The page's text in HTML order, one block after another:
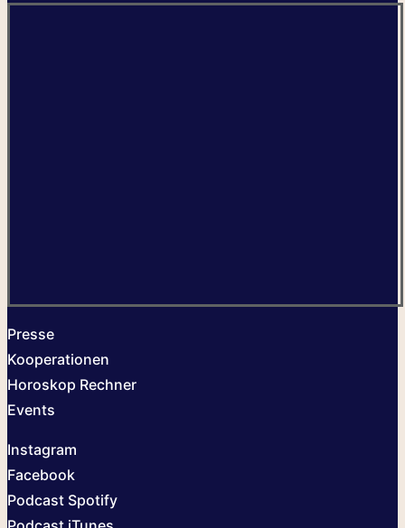
Presse
Kooperationen
Horoskop Rechner
Events
Instagram
Facebook
Podcast Spotify